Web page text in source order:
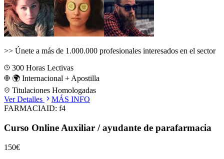
>> Únete a más de 1.000.000 profesionales interesados en el sector
300 Horas Lectivas
🌍 Internacional + Apostilla
Titulaciones Homologadas
Ver Detalles
MÁS INFO
FARMACIAID: f4
Curso Online Auxiliar / ayudante de parafarmacia
150€